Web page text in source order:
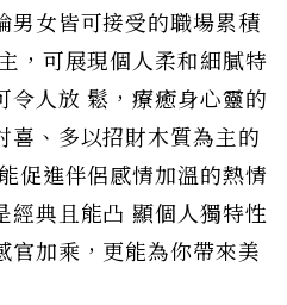
男女皆可接受的職場累積
，可展現個人柔和細膩特
令人放 鬆，療癒身心靈的
喜、多以招財木質為主的
促進伴侶感情加溫的熱情
經典且能凸 顯個人獨特性
官加乘，更能為你帶來美